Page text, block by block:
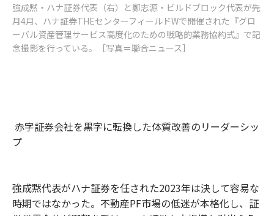
強成黙・ハナ証券代表（右）と鄭志源・ビルドブロック代表が先
月4月、ハナ証券THEセンターフィールドWで開催された『グロ
ーバル資産管理サービス高度化のための戦略的業務協約式』で記
念撮影を行っている。［写真＝聯合ニュース］
赤字証券会社を黒字に転換した体質改善のリーダーシッ
プ
強成黙代表がハナ証券を任された2023年は決して容易な
時期ではなかった。不動産PF市場の低迷が本格化し、証